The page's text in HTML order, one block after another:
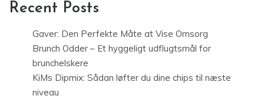
Recent Posts
Gaver: Den Perfekte Måte at Vise Omsorg
Brunch Odder – Et hyggeligt udflugtsmål for
brunchelskere
KiMs Dipmix: Sådan løfter du dine chips til næste
niveau